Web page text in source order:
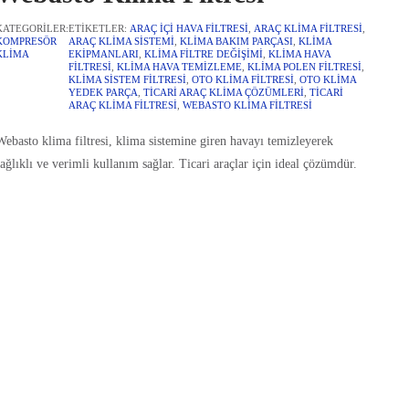
klima filtresi, klima sistemine giren havayı temizleyerek
ve verimli kullanım sağlar. Ticari araçlar için ideal çözümdür.
ETIKETLER: ARAÇ IÇI HAVA FILTRESI, ARAÇ KLIMA FILTRESI,
ARAÇ KLIMA SISTEMI, KLIMA BAKIM PARÇASI, KLIMA
EKIPMANLARI, KLIMA FILTRE DEĞIŞIMI, KLIMA HAVA
FILTRESI, KLIMA HAVA TEMIZLEME, KLIMA POLEN FILTRESI,
KLIMA SISTEM FILTRESI, OTO KLIMA FILTRESI, OTO KLIMA
YEDEK PARÇA TICARI ARAÇ KLIMA ÇÖZÜMLERI, TICARI
ARAÇ KLIMA FILTRESI, WEBASTO KLIMA FILTRESI